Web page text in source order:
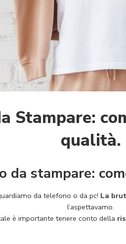
Stampare:
qualità.
da stampare:
da telefono o da pc! La
l’aspettavamo.
è importante tenere conto della